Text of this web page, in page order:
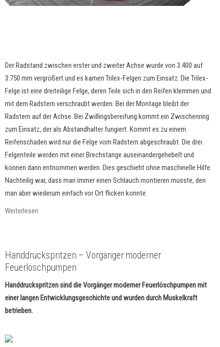
Der Radstand zwischen erster und zweiter Achse wurde von 3.400 auf
3.750 mm vergrößert und es kamen Trilex-Felgen zum Einsatz. Die Trilex-
Felge ist eine dreiteilige Felge, deren Teile sich in den Reifen klemmen und
mit dem Radstern verschraubt werden. Bei der Montage bleibt der
Radstern auf der Achse. Bei Zwillingsbereifung kommt ein Zwischenring
zum Einsatz, der als Abstandhalter fungiert. Kommt es zu einem
Reifenschaden wird nur die Felge vom Radstern abgeschraubt. Die drei
Felgenteile werden mit einer Brechstange auseinandergehebelt und
können dann entnommen werden. Dies geschieht ohne maschinelle Hilfe.
Nachteilig war, dass man immer einen Schlauch montieren musste, den
man aber wiederum einfach vor Ort flicken konnte.
Weiterlesen
Handdruckspritzen – Vorgänger moderner
Feuerlöschpumpen
Handdruckspritzen sind die Vorgänger moderner Feuerlöschpumpen mit
einer langen Entwicklungsgeschichte und wurden durch Muskelkraft
betrieben.